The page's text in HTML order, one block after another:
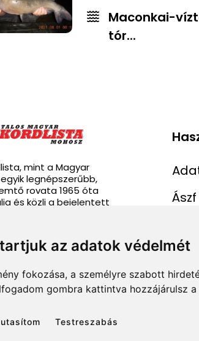
az adatok védelmét
fokozása, a személyre szabott
gombra kattintva hozzájárulsz
Testreszabás
Maconkai-
tór...
mint a Magyar
legnépszerűbb,
rovata 1965 óta
és közli a bejelentett
Ászf